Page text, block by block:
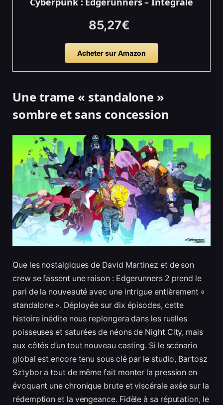
85,27€
Acheter sur Amazon
Une trame « standalone »
sombre et sans concession
Que les nostalgiques de David Martinez et de son
crew se fassent une raison : Edgerunners 2 prend le
pari de la nouveauté avec une intrigue entièrement «
standalone ». Déployée sur dix épisodes, cette
histoire inédite nous replongera dans les ruelles
poisseuses et saturées de néons de Night City, mais
aux côtés d’un tout nouveau casting. Si le scénario
global est encore tenu sous clé par le studio, Bartosz
Sztybor a tout de même fait monter la pression en
évoquant une chronique brute et viscérale axée sur la
rédemption et la vengeance. Fidèle à sa réputation, le